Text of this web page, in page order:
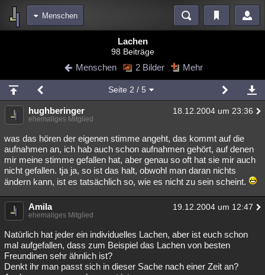
Menschen
Blogs
Chat Wiki Neuigkeiten
meine Rubriken
Menschen Wissenschaft Mystery Kriminalfälle
Spiritualität Verschwörungen Technologie Ufologie
Natur Umfragen Unterhaltung
weitere Rubriken
Philosophie Träume Orte Esoterik Literatur
Astronomie Helpdesk
Musik Clash Verbesserungen Allmystery English
Übersichten
Lachen
98 Beiträge
Menschen 2 Bilder Mehr
Seite 2 / 5
hughberinger 18.12.2004 um 23:36
ehemaliges Mitglied
was das hören der eigenen stimme angeht, das kommt auf die
aufnahmen an, ich hab auch schon aufnahmen gehört, auf denen
mir meine stimme gefallen hat, aber genau so oft hat sie mir auch
nicht gefallen. tja ja, so ist das halt, obwohl man daran nichts
ändern kann, ist es tatsächlich so, wie es nicht zu sein scheint.
Amila 19.12.2004 um 12:47
ehemaliges Mitglied
Natürlich hat jeder ein individuelles Lachen, aber ist euch schon
mal aufgefallen, dass zum Beispiel das Lachen von besten
Freundinen sehr ähnlich ist?
Denkt ihr man passt sich in dieser Sache nach einer Zeit an?